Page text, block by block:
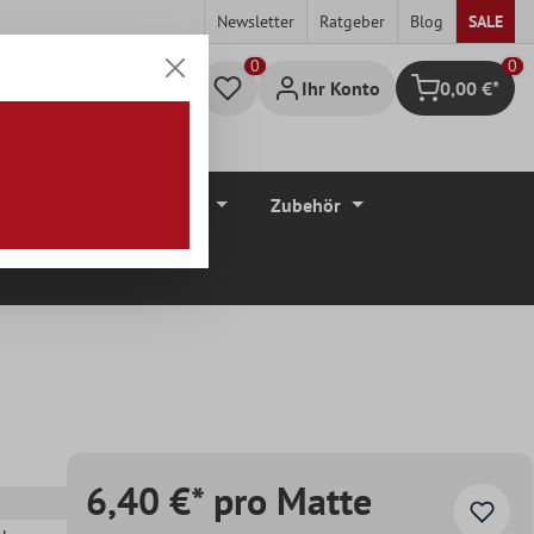
Newsletter Ratgeber Blog SALE
Ihr Konto Warenkorb
0
0,00 €*
Zubehör
6,40 €* pro Matte